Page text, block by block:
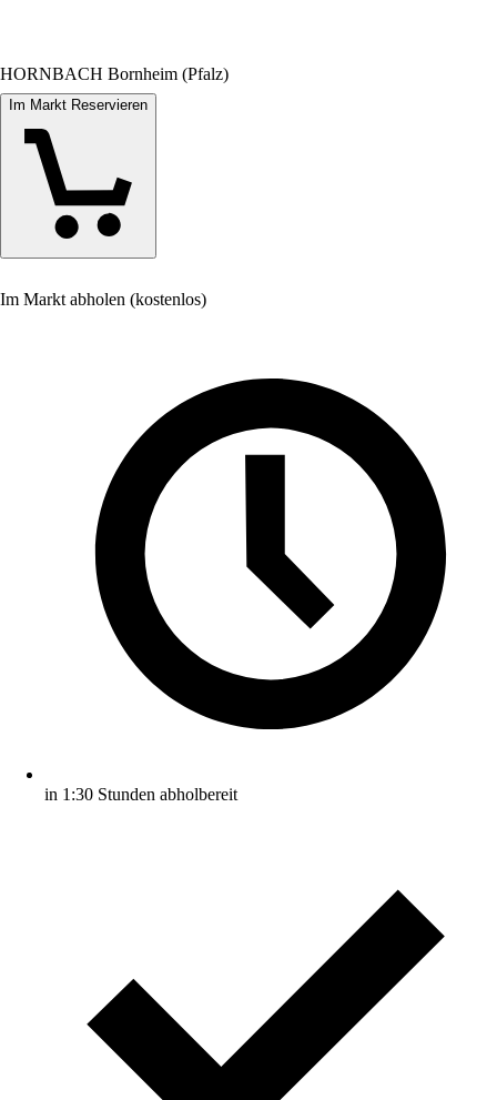
HORNBACH Bornheim (Pfalz)
Im Markt Reservieren
Im Markt abholen (kostenlos)
in 1:30 Stunden abholbereit